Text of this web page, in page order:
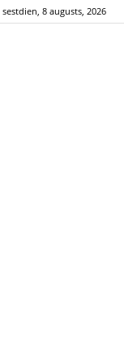
sestdien, 8 augusts, 2026